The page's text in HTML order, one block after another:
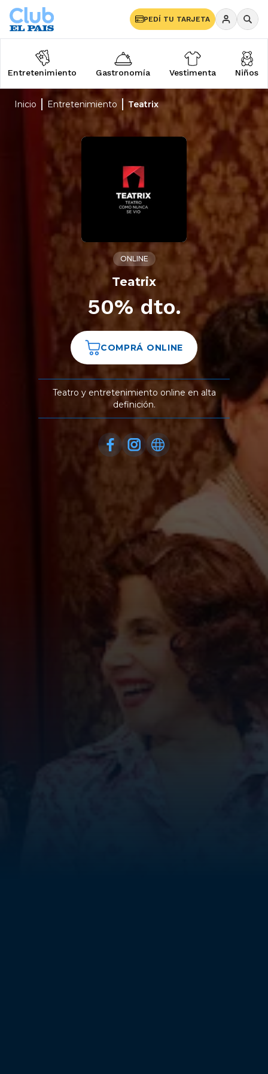
PEDÍ TU TARJETA
Entretenimiento Gastronomía Vestimenta Niños
Inicio Entretenimiento Teatrix
ONLINE
Teatrix
50% dto.
COMPRÁ ONLINE
Teatro y entretenimiento online en alta
definición.